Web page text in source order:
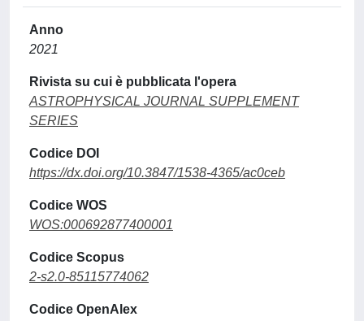
Anno
2021
Rivista su cui è pubblicata l'opera
ASTROPHYSICAL JOURNAL SUPPLEMENT
SERIES
Codice DOI
https://dx.doi.org/10.3847/1538-4365/ac0ceb
Codice WOS
WOS:000692877400001
Codice Scopus
2-s2.0-85115774062
Codice OpenAlex